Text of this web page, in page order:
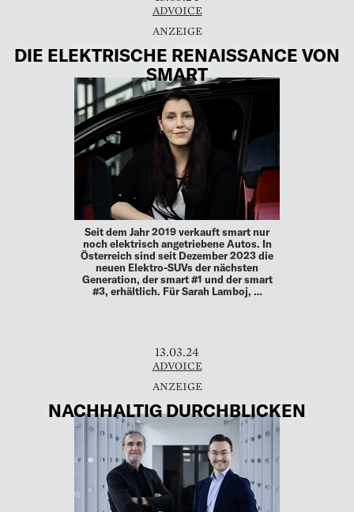
ADVOICE
DIE ELEKTRISCHE ­RENAISSANCE VON
SMART
Seit dem Jahr 2019 verkauft smart nur
noch elektrisch angetriebene Autos. In
Österreich sind seit Dezember 2023 die
neuen Elektro-SUVs der nächsten
Generation, der smart #1 und der smart
#3, erhältlich. Für Sarah Lamboj, …
13.03.24
ADVOICE
NACHHALTIG DURCHBLICKEN